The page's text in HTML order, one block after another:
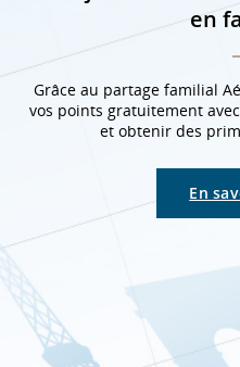
en
Grâce au partage familial
vos points gratuitement
et obtenir des
En